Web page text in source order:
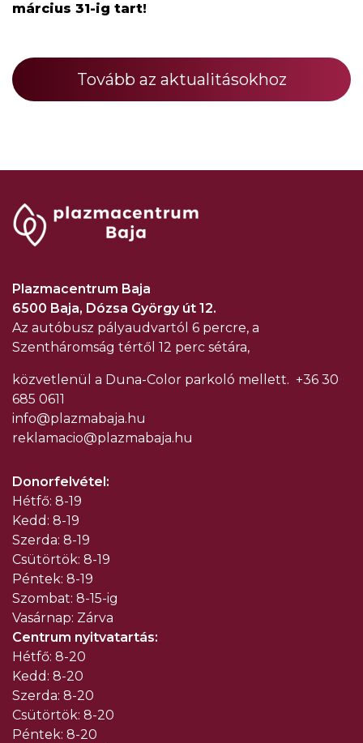
március 31-ig tart!
Tovább az aktualitásokhoz
Plazmacentrum Baja
6500 Baja, Dózsa György út 12.
Az autóbusz pályaudvartól 6 percre, a
Szentháromság tértől 12 perc sétára,
közvetlenül a Duna-Color parkoló mellett. +36 30
685 0611
info@plazmabaja.hu
reklamacio@plazmabaja.hu
Donorfelvétel:
Hétfő: 8-19
Kedd: 8-19
Szerda: 8-19
Csütörtök: 8-19
Péntek: 8-19
Szombat: 8-15-ig
Vasárnap: Zárva
Centrum nyitvatartás:
Hétfő: 8-20
Kedd: 8-20
Szerda: 8-20
Csütörtök: 8-20
Péntek: 8-20